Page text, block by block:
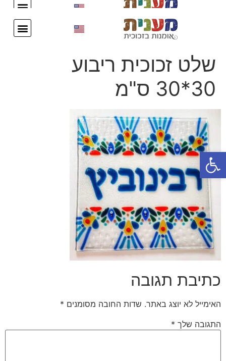
שלט זכוכית ריבוע
30*30 ס"מ
כתיבת תגובה
האימייל לא יוצג באתר. שדות החובה מסומנים *
התגובה שלך *
פתח סרגל נגישות